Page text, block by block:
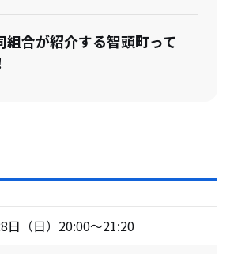
組合が紹介する智頭町って
日（日）20:00〜21:20